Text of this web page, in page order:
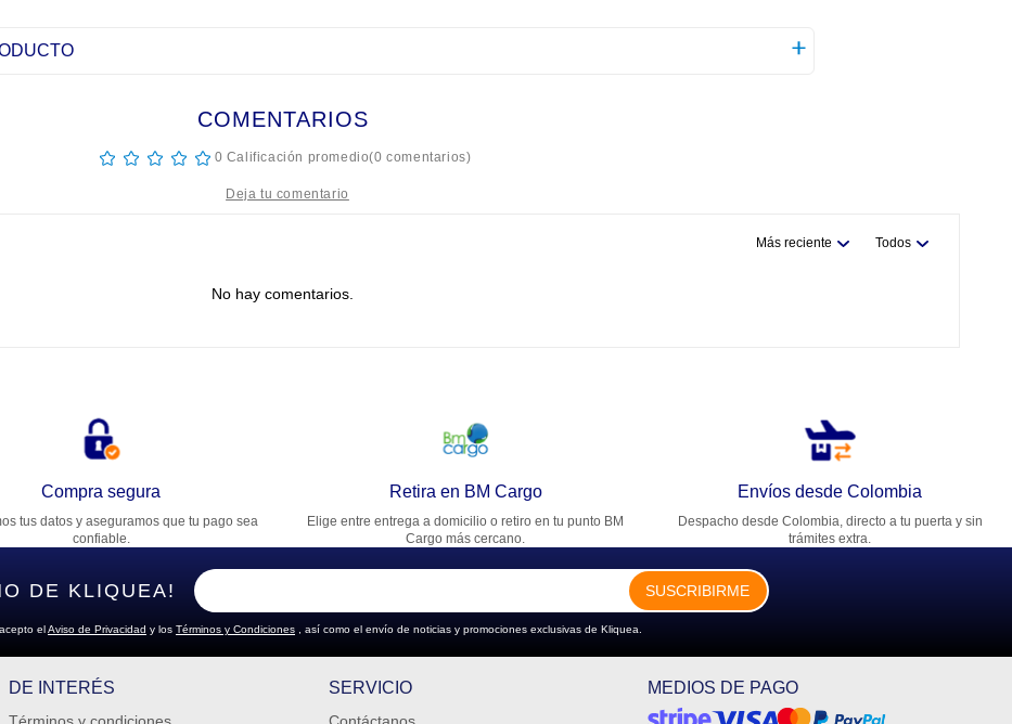
COMENTARIOS
☆ ☆ ☆ ☆ ☆ 0 Calificación promedio(0 comentarios)
Dirección de email
Escribe un comentario
ENVIAR COMENTARIO
Más reciente Todos
No hay comentarios.
Compra segura
tus datos y aseguramos que tu pago sea
confiable.
Retira en BM Cargo
Elige entre entrega a domicilio o retiro en tu punto BM
Cargo más cercano.
Envíos desde Colombia
Despacho desde Colombia, directo a tu puerta y sin
trámites extra.
DE KLIQUEA! SUSCRIBIRME
elAviso de Privacidad y los Términos y Condiciones , así como el envío de noticias y promociones exclusivas de Kliquea.
DE INTERÉS SERVICIO MEDIOS DE PAGO